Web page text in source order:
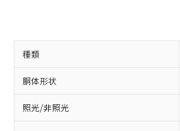
種類
胴体形状
照光/非照光